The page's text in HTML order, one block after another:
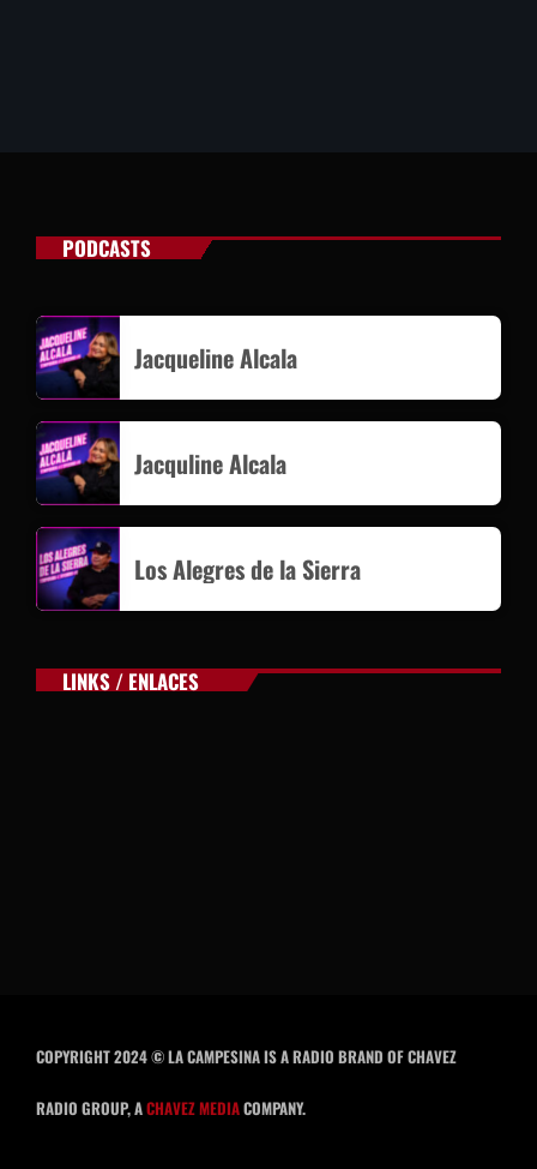
PODCASTS
Jacqueline Alcala
Jacquline Alcala
Los Alegres de la Sierra
LINKS / ENLACES
COPYRIGHT 2024 © LA CAMPESINA IS A RADIO BRAND OF CHAVEZ
RADIO GROUP, ACHAVEZ MEDIACOMPANY.